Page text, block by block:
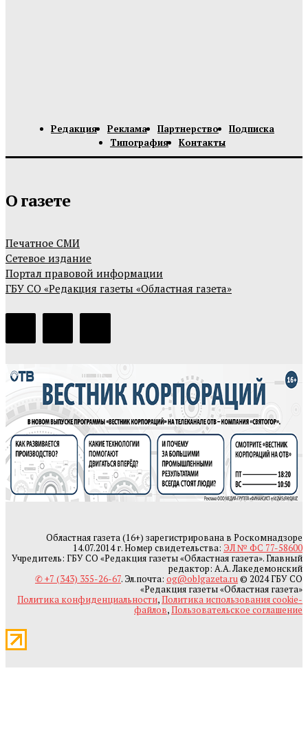
Редакция Реклама Партнерство
Подписка
Типография
Контакты
О газете
Печатное СМИ
Сетевое издание
Портал правовой информации
ГБУ СО «Редакция газеты «Областная газета»
Областная газета (16+) зарегистрирована в Роскомнадзоре
14.07.2014 г. Номер свидетельства: ЭЛ № ФС 77-58600
Учредитель: ГБУ СО «Редакция газеты «Областная газета». Главный
редактор: А.А. Лакедемонский
✆ +7 (343) 355-26-67. Эл.почта: og@oblgazeta.ru© 2024 ГБУ СО
«Редакция газеты «Областная газета»
Политика конфиденциальности,Политика использования cookie-
файлов,Пользовательское соглашение